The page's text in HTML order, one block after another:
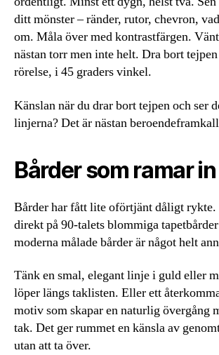
ditt mönster – ränder, rutor, chevron,
om. Måla över med kontrastfärgen.
nästan torr men inte helt. Dra bort
rörelse, i 45 graders vinkel.
Känslan när du drar bort tejpen och ser
linjerna? Det är nästan
Bårder som ramar
Bårder har fått lite oförtjänt dåligt
direkt på 90-talets blommiga
moderna målade bårder är något helt
Tänk en smal, elegant linje i guld eller
löper längs taklisten. Eller ett
motiv som skapar en naturlig övergång
tak. Det ger rummet en känsla av
utan att ta över.